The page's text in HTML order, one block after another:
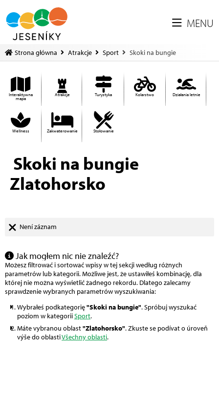
MENU
Strona główna Atrakcje Sport Skoki na bungie
Interaktywna
mapa
Atrakcje Turystyka Kolarstwo Działania letnie
Wellness Zakwaterowanie Stołowanie
Skoki na bungie
Zlatohorsko
Není záznam
Jak mogłem nic nie znaleźć?
Możesz filtrować i sortować wpisy w tej sekcji według różnych
parametrów lub kategorii. Możliwe jest, że ustawiłeś kombinację, dla
której nie można wyświetlić żadnego rekordu. Dlatego zalecamy
sprawdzenie wybranych parametrów wyszukiwania:
Wybrałeś podkategorię"Skoki na bungie". Spróbuj wyszukać
poziom w kategoriiSport.
Máte vybranou oblast"Zlatohorsko". Zkuste se podívat o úroveň
výše do oblastiVšechny oblasti.